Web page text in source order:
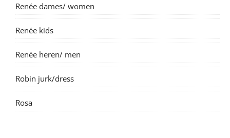
Renée dames/ women
Renée kids
Renée heren/ men
Robin jurk/dress
Rosa